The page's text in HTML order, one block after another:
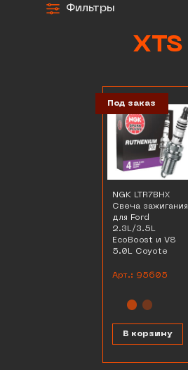
Фильтры
XTS
Под заказ
NGK LTR7BHX
Свеча зажигания
для Ford
2.3L/3.5L
EcoBoost и V8
5.0L Coyote
Арт.: 95605
В корзину